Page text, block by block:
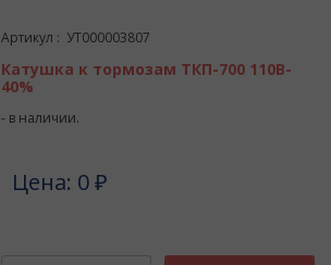
Артикул : УТ000003807
Катушка к тормозам ТКП-700 110В-
40%
- в наличии.
Цена: 0 ₽